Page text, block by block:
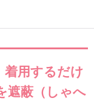
着用するだけ
遮蔽（しゃへ